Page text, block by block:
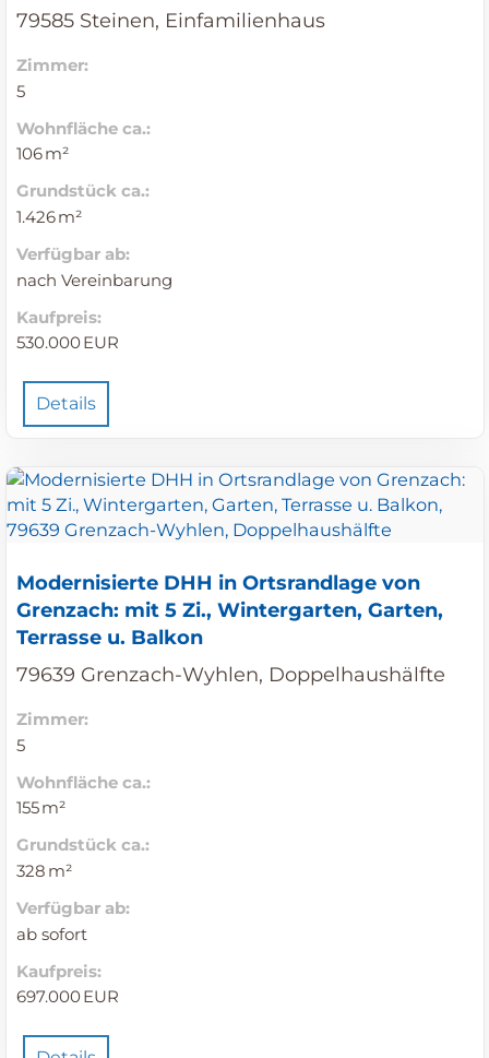
79585 Steinen, Einfamilienhaus
Zimmer:
5
Wohnfläche ca.:
106 m²
Grund­stück ca.:
1.426 m²
Verfügbar ab:
nach Vereinbarung
Kaufpreis:
530.000 EUR
Details
Modernisierte DHH in Ortsrandlage von
Grenzach: mit 5 Zi., Wintergarten, Garten,
Terrasse u. Balkon
79639 Grenzach-Wyhlen, Doppelhaushälfte
Zimmer:
5
Wohnfläche ca.:
155 m²
Grund­stück ca.:
328 m²
Verfügbar ab:
ab sofort
Kaufpreis:
697.000 EUR